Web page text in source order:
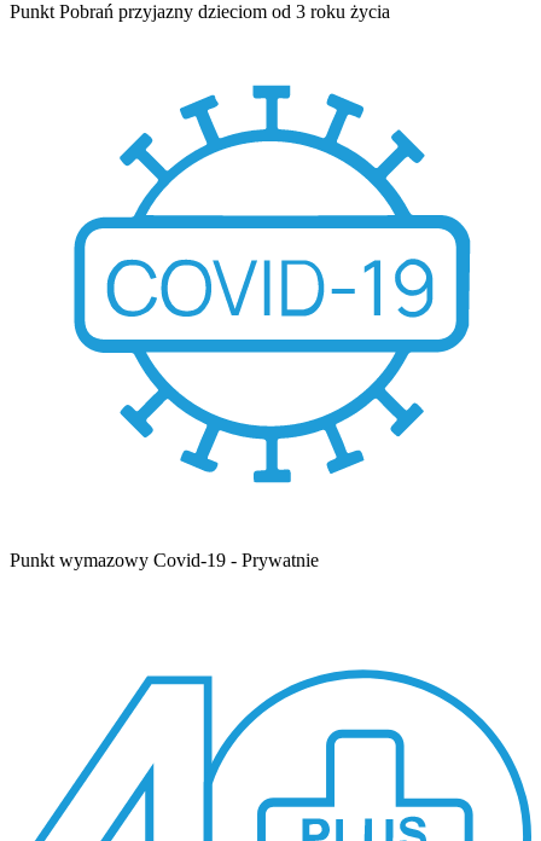
Punkt Pobrań przyjazny dzieciom od 3 roku życia
Punkt wymazowy Covid-19 - Prywatnie